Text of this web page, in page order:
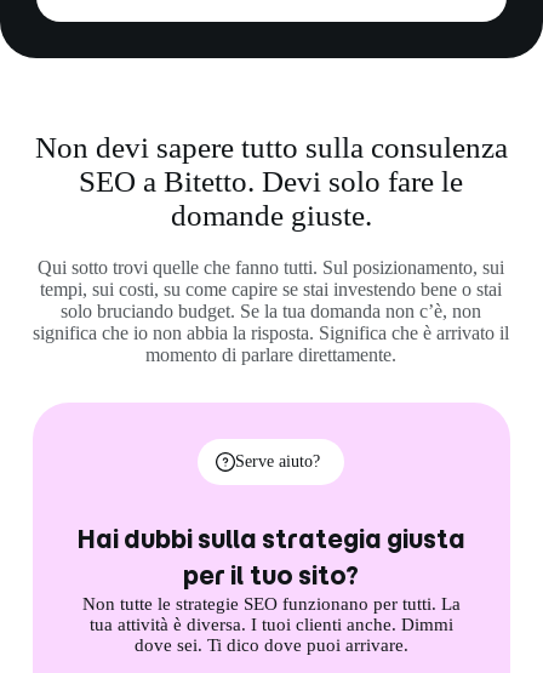
Non devi sapere tutto sulla consulenza
SEO a Bitetto. Devi solo fare le
domande giuste.
Qui sotto trovi quelle che fanno tutti. Sul posizionamento, sui
tempi, sui costi, su come capire se stai investendo bene o stai
solo bruciando budget. Se la tua domanda non c’è, non
significa che io non abbia la risposta. Significa che è arrivato il
momento di parlare direttamente.
Serve aiuto?
Hai dubbi sulla strategia giusta
per il tuo sito?
Non tutte le strategie SEO funzionano per tutti. La
tua attività è diversa. I tuoi clienti anche. Dimmi
dove sei. Ti dico dove puoi arrivare.